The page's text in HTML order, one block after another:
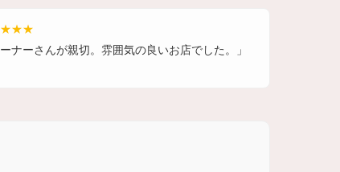
ーナーさんが親切。雰囲気の良いお店でした。」